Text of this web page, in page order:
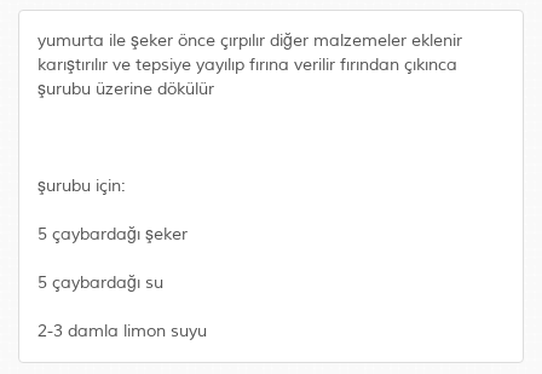
yumurta ile şeker önce çırpılır diğer malzemeler eklenir
karıştırılır ve tepsiye yayılıp fırına verilir fırından çıkınca
şurubu üzerine dökülür
şurubu için:
5 çaybardağı şeker
5 çaybardağı su
2-3 damla limon suyu